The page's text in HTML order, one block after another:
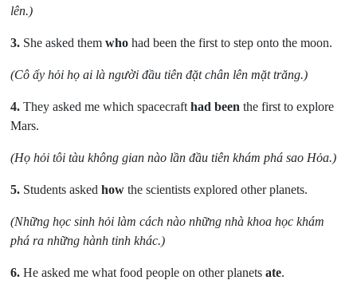
lên.)
3. She asked themwho had been the first to step onto the moon.
(Cô ấy hỏi họ ai là người đầu tiên đặt chân lên mặt trăng.)
4. They asked me which spacecrafthad been the first to explore
Mars.
(Họ hỏi tôi tàu không gian nào lần đầu tiên khám phá sao Hỏa.)
5. Students askedhow the scientists explored other planets.
(Những học sinh hỏi làm cách nào những nhà khoa học khám
phá ra những hành tinh khác.)
6. He asked me what food people on other planetsate.